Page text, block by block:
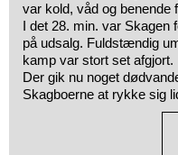
var kold, våd og benende
I det 28. min. var
på udsalg. Fuldstændig
kamp var stort set afgjort.
Der gik nu noget
Skagboerne at rykke sig